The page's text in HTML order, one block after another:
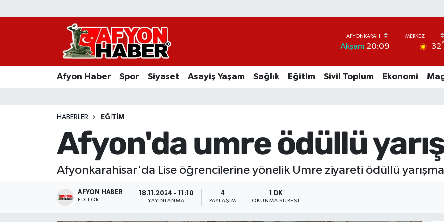
Akşam 20:09 32°
Afyon Haber Spor Siyaset Asayiş Yaşam Sağlık Eğitim Sivil Toplum Ekonomi
HABERLER EĞITIM
Afyon'da umre ödüllü
Afyonkarahisar'da Lise öğrencilerine yönelik Umre ziyareti ödüllü yarışma
AFYON HABER
EDITÖR
18.11.2024 - 11:10
YAYINLANMA
4
PAYLAŞIM
1 DK
OKUNMA SÜRESI
Afyon Haber
Asayiş Yaşam